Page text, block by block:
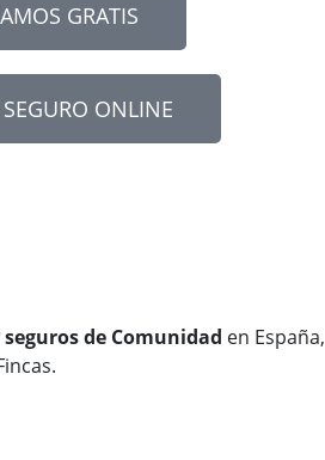
GRATIS
ONLINE
de Comunidad en España,